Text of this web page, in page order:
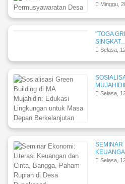
Minggu,
"TOGA
SINGKAT…
Selasa,
Selasa,
SEMINAR
Selasa,